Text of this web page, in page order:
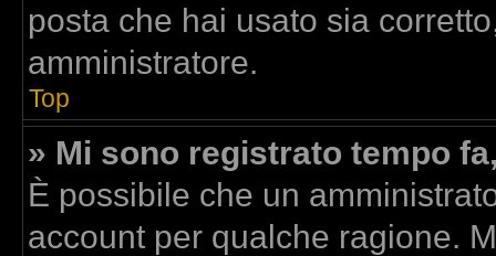
posta che hai usato sia
amministratore.
Top
» Mi sono registrato tempo
È possibile che un
account per qualche ragione.